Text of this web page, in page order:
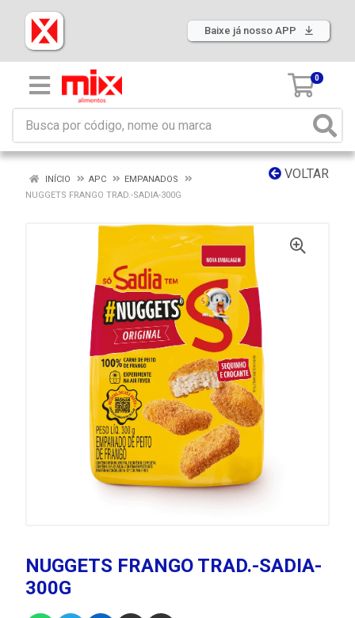
Baixe já nosso APP
0
VOLTAR
INÍCIO APC
EMPANADOS
NUGGETS FRANGO TRAD.-SADIA-300G
NUGGETS FRANGO TRAD.-SADIA-
300G